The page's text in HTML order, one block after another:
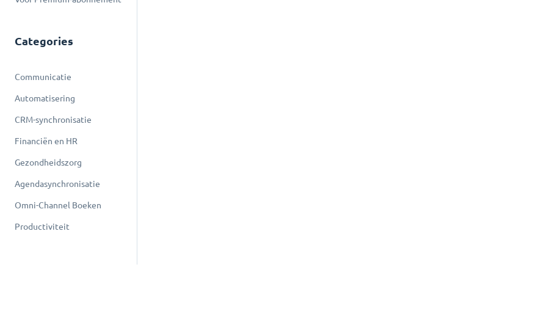
Categories
Communicatie
Automatisering
CRM-synchronisatie
Financiën en HR
Gezondheidszorg
Agendasynchronisatie
Omni-Channel Boeken
Productiviteit